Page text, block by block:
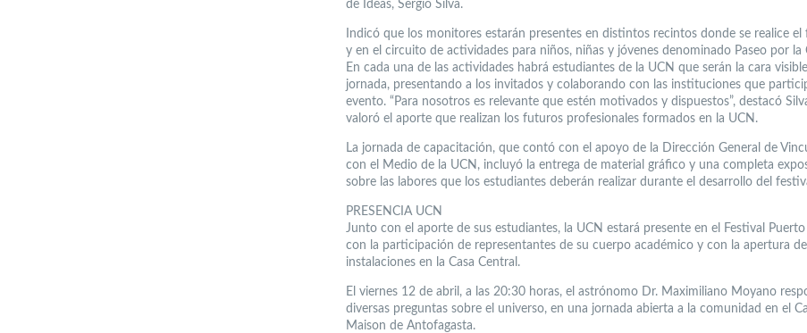
de Ideas, Sergio Silva.
Indicó que los monitores estarán presentes en distintos recintos donde se realice el
y en el circuito de actividades para niños, niñas y jóvenes denominado Paseo por la
En cada una de las actividades habrá estudiantes de la UCN que serán la cara
jornada, presentando a los invitados y colaborando con las instituciones que
evento. “Para nosotros es relevante que estén motivados y dispuestos”, destacó
valoró el aporte que realizan los futuros profesionales formados en la UCN.
La jornada de capacitación, que contó con el apoyo de la Dirección General de
con el Medio de la UCN, incluyó la entrega de material gráfico y una completa
sobre las labores que los estudiantes deberán realizar durante el desarrollo del
PRESENCIA UCN
Junto con el aporte de sus estudiantes, la UCN estará presente en el Festival Puerto
con la participación de representantes de su cuerpo académico y con la apertura
instalaciones en la Casa Central.
El viernes 12 de abril, a las 20:30 horas, el astrónomo Dr. Maximiliano Moyano
diversas preguntas sobre el universo, en una jornada abierta a la comunidad en el
Maison de Antofagasta.